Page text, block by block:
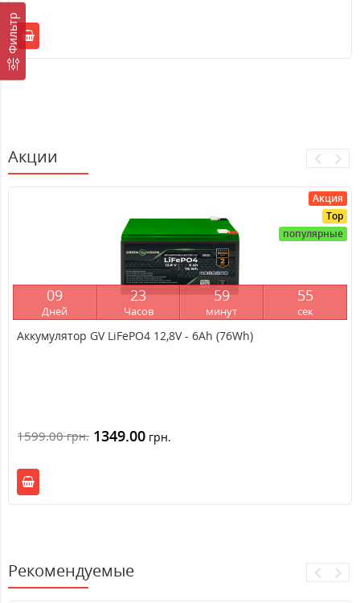
Фильтр
Акции
Акция
Top
популярные
09
Дней
23
Часов
59
минут
54
сек
Аккумулятор GV LiFePО4 12,8V - 6Ah (76Wh)
1599.00грн. 1349.00 грн.
Рекомендуемые